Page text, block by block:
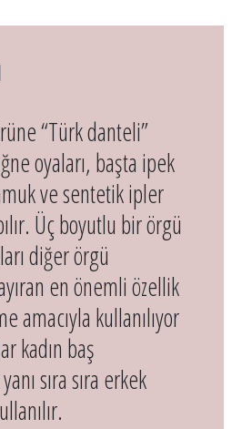
“Türk danteli”
oyaları, başta ipek
ve sentetik ipler
Üç boyutlu bir örgü
diğer örgü
en önemli özellik
amacıyla kullanılıyor
kadın baş
sıra sıra erkek